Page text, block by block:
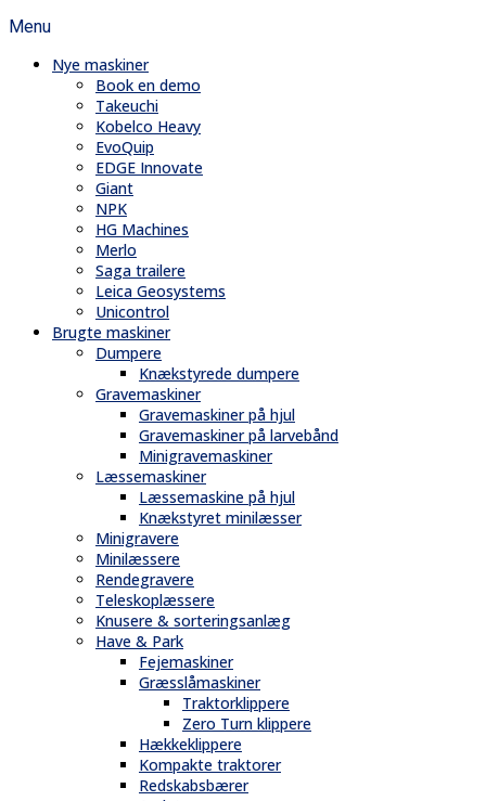
Menu
Nye maskiner
Book en demo
Takeuchi
Kobelco Heavy
EvoQuip
EDGE Innovate
Giant
NPK
HG Machines
Merlo
Saga trailere
Leica Geosystems
Unicontrol
Brugte maskiner
Dumpere
Knækstyrede dumpere
Gravemaskiner
Gravemaskiner på hjul
Gravemaskiner på larvebånd
Minigravemaskiner
Læssemaskiner
Læssemaskine på hjul
Knækstyret minilæsser
Minigravere
Minilæssere
Rendegravere
Teleskoplæssere
Knusere & sorteringsanlæg
Have & Park
Fejemaskiner
Græsslåmaskiner
Traktorklippere
Zero Turn klippere
Hækkeklippere
Kompakte traktorer
Redskabsbærer